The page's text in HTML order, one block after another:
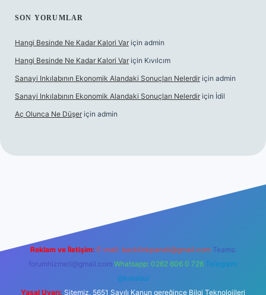
SON YORUMLAR
Hangi Besinde Ne Kadar Kalori Var için admin
Hangi Besinde Ne Kadar Kalori Var için Kıvılcım
Sanayi Inkılabının Ekonomik Alandaki Sonuçları Nelerdir için admin
Sanayi Inkılabının Ekonomik Alandaki Sonuçları Nelerdir için İdil
Aç Olunca Ne Düşer için admin
Reklam ve İletişim: E-mail: backlinkpaneli@gmail.com Teams:
forumhizmeti@gmail.com Whatsapp: 0262 606 0 726 Telegram:
@karabul
Yasal Uyarı: Sitemiz, 5651 Sayılı Kanun gereğince Bilgi Teknolojileri